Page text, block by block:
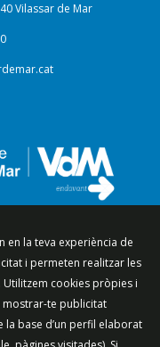
Vilassar de Mar
Privacitat
en la teva experiència de
i permeten realitzar les
Utilitzem cookies pròpies i
mostrar-te publicitat
base d’un perfil elaborat